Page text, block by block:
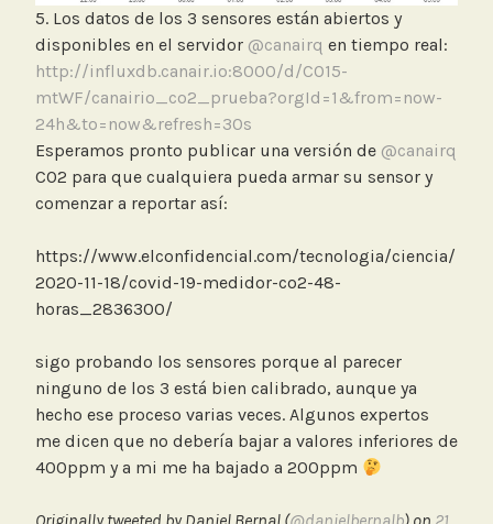
5. Los datos de los 3 sensores están abiertos y
disponibles en el servidor @canairq en tiempo real:
http://influxdb.canair.io:8000/d/CO15-
mtWF/canairio_co2_prueba?orgId=1&from=now-
24h&to=now&refresh=30s
Esperamos pronto publicar una versión de @canairq
CO2 para que cualquiera pueda armar su sensor y
comenzar a reportar así:
https://www.elconfidencial.com/tecnologia/ciencia/
2020-11-18/covid-19-medidor-co2-48-
horas_2836300/
sigo probando los sensores porque al parecer
ninguno de los 3 está bien calibrado, aunque ya
hecho ese proceso varias veces. Algunos expertos
me dicen que no debería bajar a valores inferiores de
400ppm y a mi me ha bajado a 200ppm